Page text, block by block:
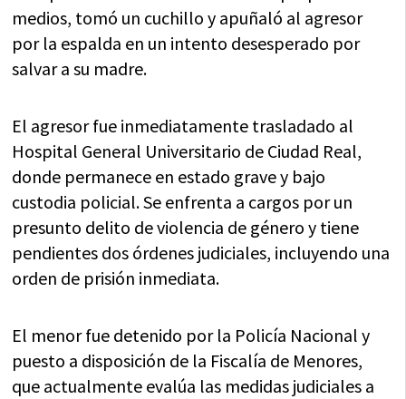
medios, tomó un cuchillo y apuñaló al agresor
por la espalda en un intento desesperado por
salvar a su madre.
El agresor fue inmediatamente trasladado al
Hospital General Universitario de Ciudad Real,
donde permanece en estado grave y bajo
custodia policial. Se enfrenta a cargos por un
presunto delito de violencia de género y tiene
pendientes dos órdenes judiciales, incluyendo una
orden de prisión inmediata.
El menor fue detenido por la Policía Nacional y
puesto a disposición de la Fiscalía de Menores,
que actualmente evalúa las medidas judiciales a